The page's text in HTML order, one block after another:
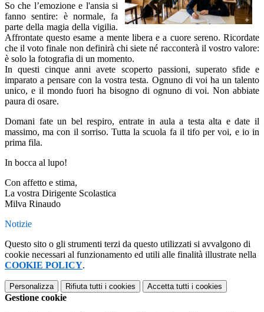
​So che l’emozione e l'ansia si
fanno sentire: è normale, fa
parte della magia della vigilia.
Affrontate questo esame a mente libera e a cuore sereno. Ricordate
che il voto finale non definirà chi siete né racconterà il vostro valore:
è solo la fotografia di un momento.
​In questi cinque anni avete scoperto passioni, superato sfide e
imparato a pensare con la vostra testa. Ognuno di voi ha un talento
unico, e il mondo fuori ha bisogno di ognuno di voi. Non abbiate
paura di osare.
​Domani fate un bel respiro, entrate in aula a testa alta e date il
massimo, ma con il sorriso. Tutta la scuola fa il tifo per voi, e io in
prima fila.
​In bocca al lupo!
​Con affetto e stima,
La vostra Dirigente Scolastica
Milva Rinaudo
Notizie
Questo sito o gli strumenti terzi da questo utilizzati si avvalgono di
cookie necessari al funzionamento ed utili alle finalità illustrate nella
COOKIE POLICY.
Personalizza Rifiuta tutti i cookies Accetta tutti i cookies
Gestione cookie